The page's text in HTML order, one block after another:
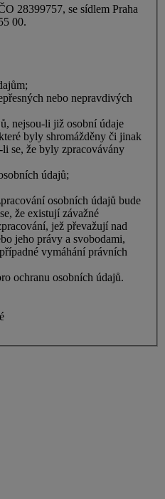
28399757, se sídlem Praha
00.
nebo nepravdivých
nejsou-li již osobní údaje
byly shromážděny či jinak
se, že byly zpracovávány
údajů;
osobních údajů bude
že existují závažné
jež převažují nad
jeho právy a svobodami,
vymáhání právních
ochranu osobních údajů.